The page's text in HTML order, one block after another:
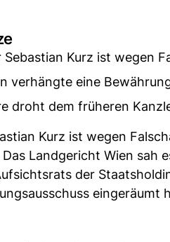
Kurz ist wegen
verhängte eine
droht dem früheren
Kurz ist wegen
Landgericht Wien sah
der
eingeräumt